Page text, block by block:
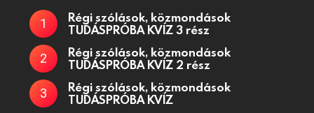
Régi szólások, közmondások
TUDÁSPRÓBA KVÍZ 3 rész
Régi szólások, közmondások
TUDÁSPRÓBA KVÍZ 2 rész
Régi szólások, közmondások
TUDÁSPRÓBA KVÍZ